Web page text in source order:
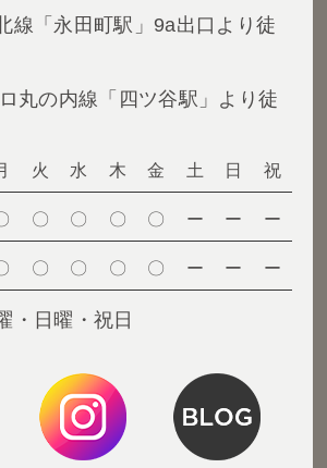
線「永田町駅」9a出口より徒
丸の内線「四ツ谷駅」より徒
火 水 木 金 土 日 祝
〇 〇 〇 〇 ー ー ー
〇 〇 〇 〇 ー ー ー
・日曜・祝日